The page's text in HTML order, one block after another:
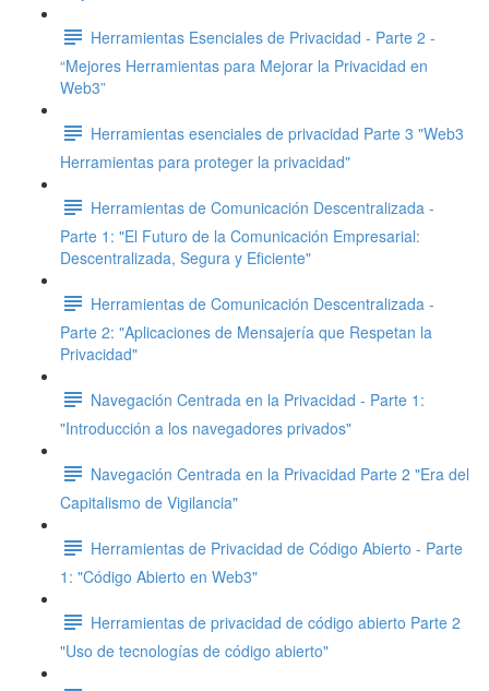
Herramientas Esenciales de Privacidad - Parte 2 -
“Mejores Herramientas para Mejorar la Privacidad en
Web3”
Herramientas esenciales de privacidad Parte 3 "Web3
Herramientas para proteger la privacidad"
Herramientas de Comunicación Descentralizada -
Parte 1: "El Futuro de la Comunicación Empresarial:
Descentralizada, Segura y Eficiente"
Herramientas de Comunicación Descentralizada -
Parte 2: "Aplicaciones de Mensajería que Respetan la
Privacidad"
Navegación Centrada en la Privacidad - Parte 1:
"Introducción a los navegadores privados"
Navegación Centrada en la Privacidad Parte 2 "Era del
Capitalismo de Vigilancia"
Herramientas de Privacidad de Código Abierto - Parte
1: "Código Abierto en Web3"
Herramientas de privacidad de código abierto Parte 2
"Uso de tecnologías de código abierto"